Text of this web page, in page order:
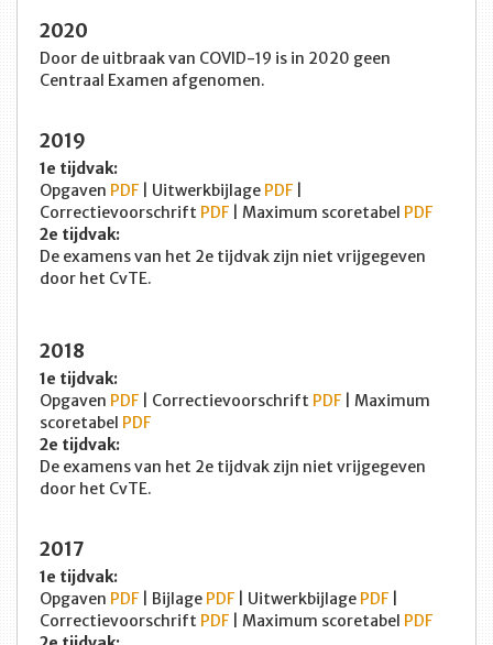
2020
Door de uitbraak van COVID-19 is in 2020 geen
Centraal Examen afgenomen.
2019
1e tijdvak:
Opgaven PDF | Uitwerkbijlage PDF
Correctievoorschrift PDF | Maximum scoretabel PDF
2e tijdvak:
De examens van het 2e tijdvak zijn niet vrijgegeven
door het CvTE.
2018
1e tijdvak:
Opgaven PDF | Correctievoorschrift PDF | Maximum
scoretabel PDF
2e tijdvak:
De examens van het 2e tijdvak zijn niet vrijgegeven
door het CvTE.
2017
1e tijdvak:
Opgaven PDF | Bijlage PDF | Uitwerkbijlage PDF
Correctievoorschrift PDF | Maximum scoretabel PDF